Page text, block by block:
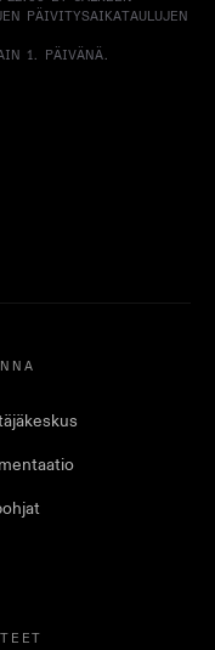
PÄIVITYSAIKATAULUJEN
1. PÄIVÄNÄ.